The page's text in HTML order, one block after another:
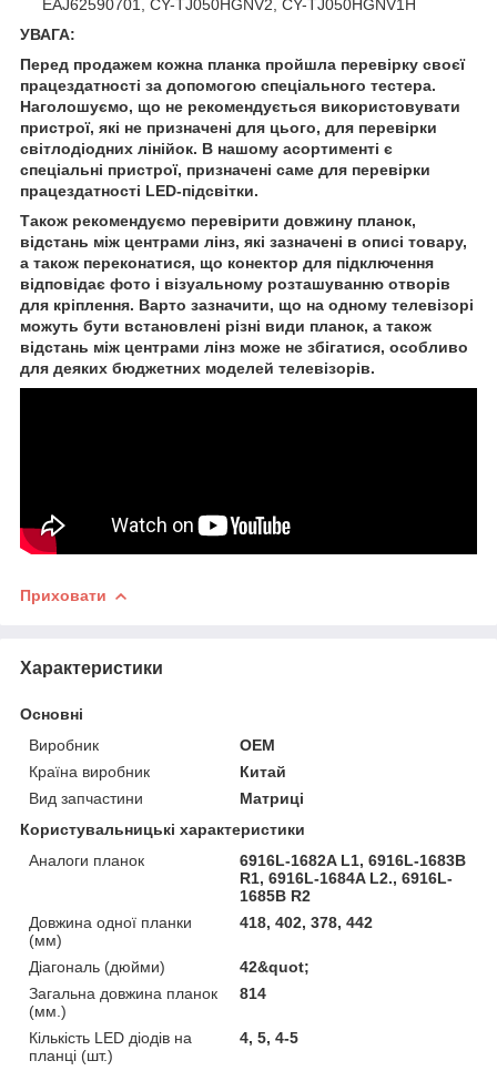
EAJ62590701, CY-TJ050HGNV2, CY-TJ050HGNV1H
УВАГА:
Перед продажем кожна планка пройшла перевірку своєї
працездатності за допомогою спеціального тестера.
Наголошуємо, що не рекомендується використовувати
пристрої, які не призначені для цього, для перевірки
світлодіодних лінійок. В нашому асортименті є
спеціальні пристрої, призначені саме для перевірки
працездатності LED-підсвітки.
Також рекомендуємо перевірити довжину планок,
відстань між центрами лінз, які зазначені в описі товару,
а також переконатися, що конектор для підключення
відповідає фото і візуальному розташуванню отворів
для кріплення. Варто зазначити, що на одному телевізорі
можуть бути встановлені різні види планок, а також
відстань між центрами лінз може не збігатися, особливо
для деяких бюджетних моделей телевізорів.
Приховати
Характеристики
Основні
Виробник
OEM
Країна виробник
Китай
Вид запчастини
Матриці
Користувальницькі характеристики
Аналоги планок
6916L-1682A L1, 6916L-1683B
R1, 6916L-1684A L2., 6916L-
1685B R2
Довжина одної планки
(мм)
418, 402, 378, 442
Діагональ (дюйми)
42&quot;
Загальна довжина планок
(мм.)
814
Кількість LED діодів на
планці (шт.)
4, 5, 4-5